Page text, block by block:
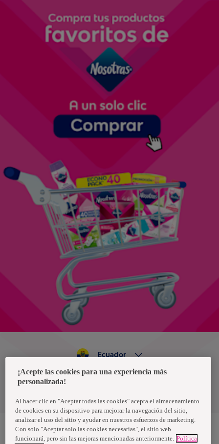
Política de privacidad de datos
Ecuador
¡Acepte las cookies para una experiencia más
personalizada!
Al hacer clic en "Aceptar todas las cookies" acepta el almacenamiento
de cookies en su dispositivo para mejorar la navegación del sitio,
analizar el uso del sitio y ayudar en nuestros esfuerzos de marketing.
Con solo "Aceptar solo las cookies necesarias", el sitio web
funcionará, pero sin las mejoras mencionadas anteriormente. Política